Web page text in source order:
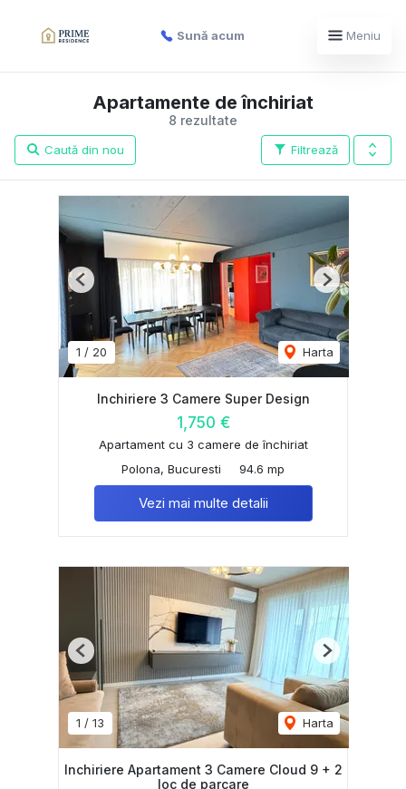
Sună acum Meniu
8 rezultate
Apartamente de închiriat
Filtrează
Caută din nou
1 / 20 Harta
Previous Next
Inchiriere 3 Camere Super Design
1,750 €
Apartament cu 3 camere de închiriat
Polona, Bucuresti
94.6 mp
Vezi mai multe detalii
1 / 13 Harta
Previous Next
Inchiriere Apartament 3 Camere Cloud 9 + 2
loc de parcare